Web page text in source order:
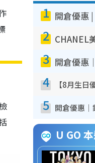
1
2
3
4
5
U GO